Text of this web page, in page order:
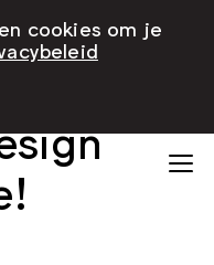
cookies om je